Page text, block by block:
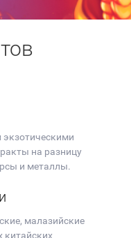
на разницу
и металлы.
малазийские
китайских